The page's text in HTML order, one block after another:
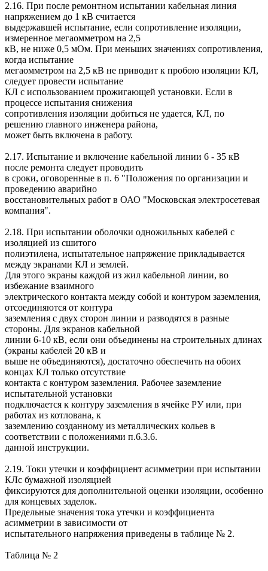
2.16. При после ремонтном испытании кабельная линия
напряжением до 1 кВ считается
выдержавшей испытание, если сопротивление изоляции,
измеренное мегаомметром на 2,5
кВ, не ниже 0,5 мОм. При меньших значениях сопротивления,
когда испытание
мегаомметром на 2,5 кВ не приводит к пробою изоляции КЛ,
следует провести испытание
КЛ с использованием прожигающей установки. Если в
процессе испытания снижения
сопротивления изоляции добиться не удается, КЛ, по
решению главного инженера района,
может быть включена в работу.
2.17. Испытание и включение кабельной линии 6 - 35 кВ
после ремонта следует проводить
в сроки, оговоренные в п. 6 "Положения по организации и
проведению аварийно
восстановительных работ в ОАО "Московская электросетевая
компания".
2.18. При испытании оболочки одножильных кабелей с
изоляцией из сшитого
полиэтилена, испытательное напряжение прикладывается
между экранами КЛ и землей.
Для этого экраны каждой из жил кабельной линии, во
избежание взаимного
электрического контакта между собой и контуром заземления,
отсоединяются от контура
заземления с двух сторон линии и разводятся в разные
стороны. Для экранов кабельной
линии 6-10 кВ, если они объединены на строительных длинах
(экраны кабелей 20 кВ и
выше не объединяются), достаточно обеспечить на обоих
концах КЛ только отсутствие
контакта с контуром заземления. Рабочее заземление
испытательной установки
подключается к контуру заземления в ячейке РУ или, при
работах из котлована, к
заземлению созданному из металлических кольев в
соответствии с положениями п.6.3.6.
данной инструкции.
2.19. Токи утечки и коэффициент асимметрии при испытании
КЛс бумажной изоляцией
фиксируются для дополнительной оценки изоляции, особенно
для концевых заделок.
Предельные значения тока утечки и коэффициента
асимметрии в зависимости от
испытательного напряжения приведены в таблице № 2.
Таблица № 2